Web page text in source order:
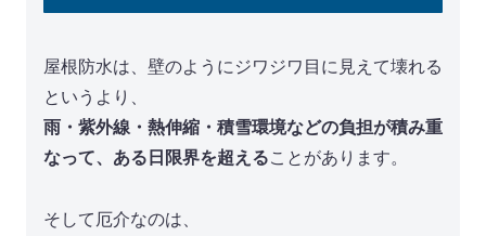
屋根防水は、壁のようにジワジワ目に見えて壊れる
というより、
雨・紫外線・熱伸縮・積雪環境などの負担が積み重
なって、ある日限界を超えることがあります。
そして厄介なのは、